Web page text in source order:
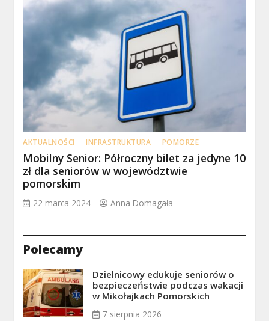
AKTUALNOŚCI INFRASTRUKTURA POMORZE
Mobilny Senior: Półroczny bilet za jedyne 10
zł dla seniorów w województwie
pomorskim
22 marca 2024 Anna Domagała
Polecamy
Dzielnicowy edukuje seniorów o
bezpieczeństwie podczas wakacji
w Mikołajkach Pomorskich
7 sierpnia 2026